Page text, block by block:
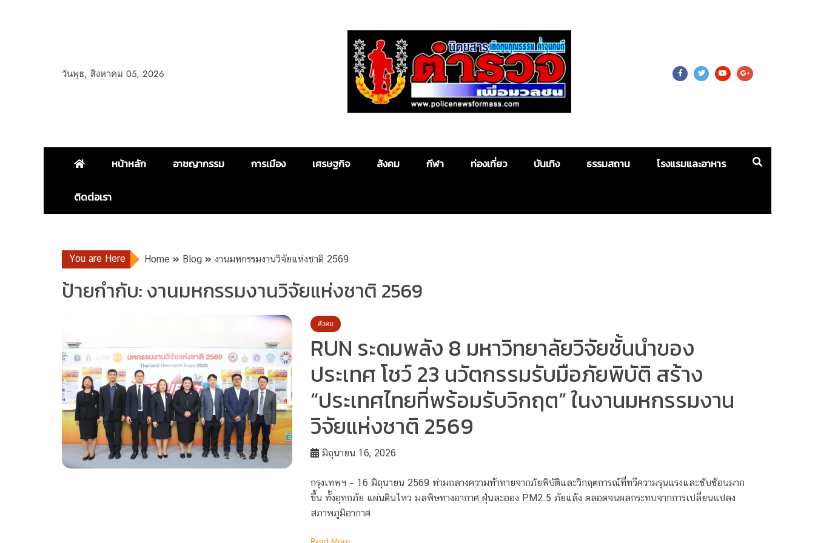
วันพุธ, สิงหาคม 05, 2026
Police News For Mass
หน้าหลัก อาชญากรรม การเมือง เศรษฐกิจ สังคม กีฬา ท่องเที่ยว บันเทิง ธรรมสถาน โรงแรมและอาหาร
ติดต่อเรา
You are Here Home Blog งานมหกรรมงานวิจัยแห่งชาติ 2569
ป้ายกำกับ:งานมหกรรมงานวิจัยแห่งชาติ 2569
สังคม
RUN ระดมพลัง 8 มหาวิทยาลัยวิจัยชั้นนำของ
ประเทศ โชว์ 23 นวัตกรรมรับมือภัยพิบัติ สร้าง
“ประเทศไทยที่พร้อมรับวิกฤต” ในงานมหกรรมงาน
วิจัยแห่งชาติ 2569
มิถุนายน 16, 2026
กรุงเทพฯ – 16 มิถุนายน 2569 ท่ามกลางความท้าทายจากภัยพิบัติและวิกฤตการณ์ที่ทวีความรุนแรงและซับซ้อนมาก
ขึ้น ทั้งอุทกภัย แผ่นดินไหว มลพิษทางอากาศ ฝุ่นละออง PM2.5 ภัยแล้ง ตลอดจนผลกระทบจากการเปลี่ยนแปลง
สภาพภูมิอากาศ